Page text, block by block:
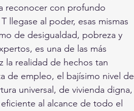
reconocer con profundo
llegase al poder, esas mismas
de desigualdad, pobreza y
es una de las más
la realidad de hechos tan
de empleo, el bajísimo nivel de
universal, de vivienda digna,
al alcance de todo el